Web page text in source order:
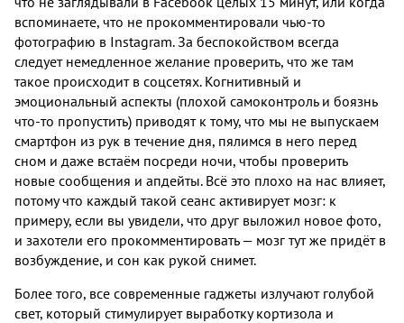
вспоминаете, что не прокомментировали чью-то
фотографию в Instagram. За беспокойством всегда
следует немедленное желание проверить, что же там
такое происходит в соцсетях. Когнитивный и
эмоциональный аспекты (плохой самоконтроль и боязнь
что-то пропустить) приводят к тому, что мы не выпускаем
смартфон из рук в течение дня, пялимся в него перед
сном и даже встаём посреди ночи, чтобы проверить
новые сообщения и апдейты. Всё это плохо на нас влияет,
потому что каждый такой сеанс активирует мозг: к
примеру, если вы увидели, что друг выложил новое фото,
и захотели его прокомментировать — мозг тут же придёт в
возбуждение, и сон как рукой снимет.
Более того, все современные гаджеты излучают голубой
свет, который стимулирует выработку кортизола и